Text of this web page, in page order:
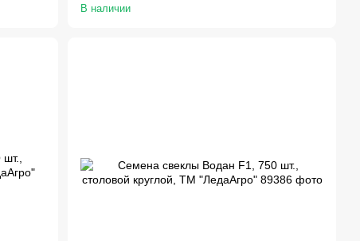
В наличии